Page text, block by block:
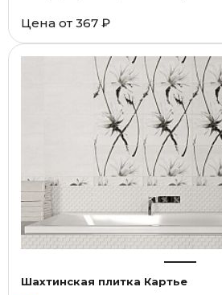
Цена от 367 ₽
Шахтинская плитка Картье